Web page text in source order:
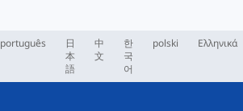
português
日
本
語
中
文
한
국
어
polski Ελληνικά